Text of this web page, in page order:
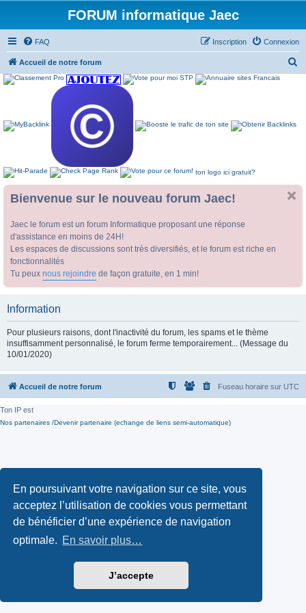
En poursuivant votre navigation sur ce site, vous
acceptez l’utilisation de cookies vous permettant
de bénéficier d’une expérience de navigation
optimale. En savoir plus…
J’accepte
FORUM informatique Jaec
FAQ Connexion
Inscription
Accueil de notre forum
ton logo ici gratuit?
Bienvenue sur le nouveau forum Jaec!
Jaec le forum est un forum Informatique proposant une réponse
d'assistance en moins de 24H!
Les espaces de discussions sont très diversifiés, et le forum est riche en
fonctionnalités
Tu peux nous rejoindre de façon gratuite, en 1 min!
Information
Pour plusieurs raisons, dont l'inactivité du forum, les spams et le thème
insuffisamment personnalisé, le forum ferme temporairement... (Message du
10/01/2020)
Accueil de notre forum Fuseau horaire sur UTC
Ton IP est
Nos partenaires /Devenir partenaire (echange de liens semi-automatique)